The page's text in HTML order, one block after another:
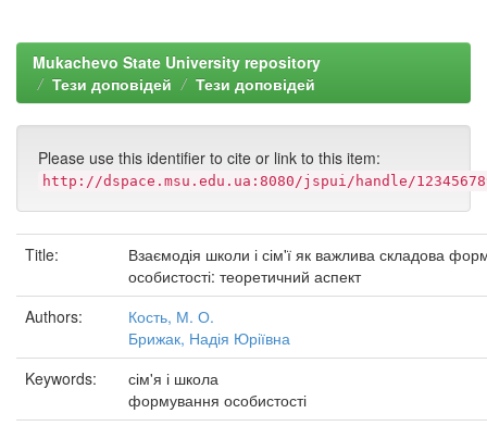
Mukachevo State University repository
Тези доповідей
Тези доповідей
Please use this identifier to cite or link to this item:
http://dspace.msu.edu.ua:8080/jspui/handle/
Title:
Взаємодія школи і сім'ї як важлива складова
особистості: теоретичний аспект
Authors:
Кость, М. О.
Брижак, Надія Юріївна
Keywords:
сім'я і школа
формування особистості